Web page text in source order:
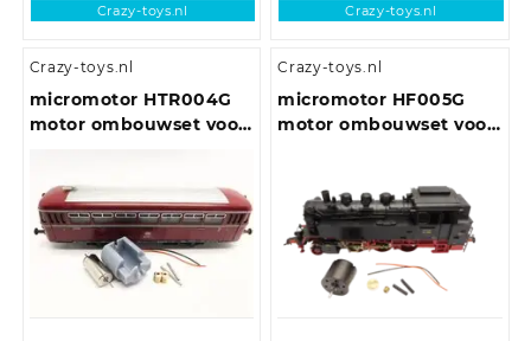
Crazy-toys.nl Crazy-toys.nl
Crazy-toys.nl
micromotor HTR004G
motor ombouwset voor
Crazy-toys.nl
micromotor HF005G
motor ombouwset voor